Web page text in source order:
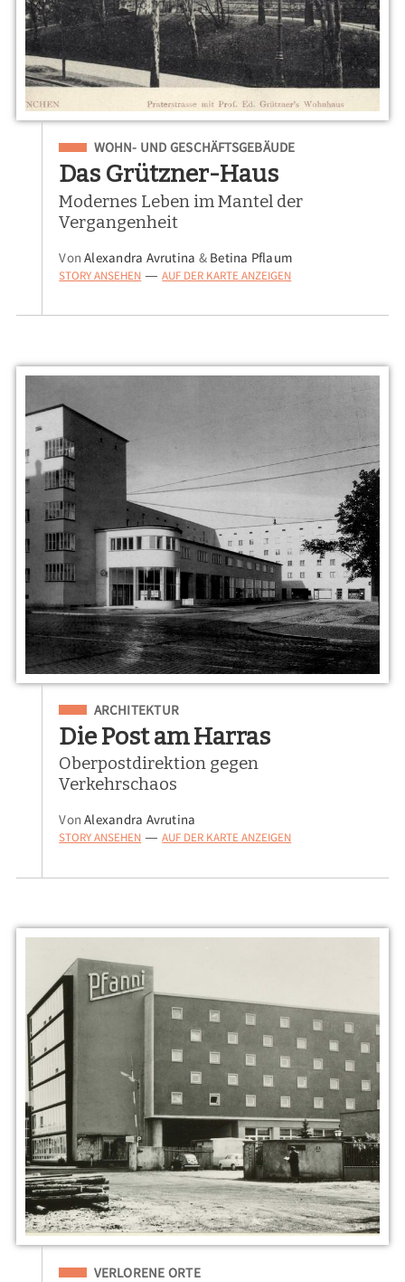
Eingeordnet unter
WOHN- UND GESCHÄFTSGEBÄUDE
Das Grützner-Haus
Modernes Leben im Mantel der
Vergangenheit
VonAlexandra Avrutina & Betina Pflaum
STORY ANSEHEN — AUF DER KARTE ANZEIGEN
Eingeordnet unter
ARCHITEKTUR
Die Post am Harras
Oberpostdirektion gegen
Verkehrschaos
VonAlexandra Avrutina
STORY ANSEHEN — AUF DER KARTE ANZEIGEN
Eingeordnet unter
VERLORENE ORTE